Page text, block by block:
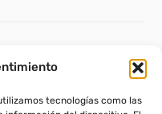
tecnologías como las